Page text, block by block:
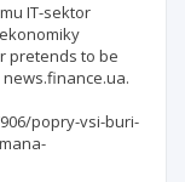
IT-sektor
pretends to be
popry-vsi-buri-